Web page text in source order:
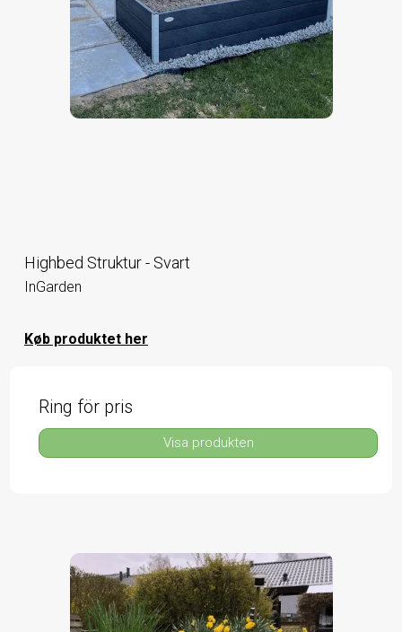
Highbed Struktur - Svart
InGarden
Køb produktet her
Ring för pris
Visa produkten